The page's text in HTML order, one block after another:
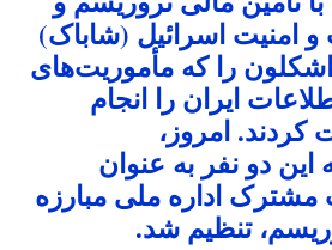
امنیت اسرائیل (شاباک)
را که مأموریت‌های
ایران را انجام
کردند. امروز،
دو نفر به عنوان
اداره ملی مبارزه
تنظیم شد.